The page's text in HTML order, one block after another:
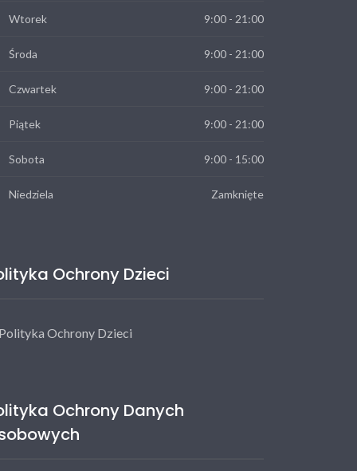
Wtorek 9:00 - 21:00
Środa 9:00 - 21:00
Czwartek 9:00 - 21:00
Piątek 9:00 - 21:00
Sobota 9:00 - 15:00
Niedziela Zamknięte
Ochrony Dzieci
Ochrony Dzieci
Ochrony Danych